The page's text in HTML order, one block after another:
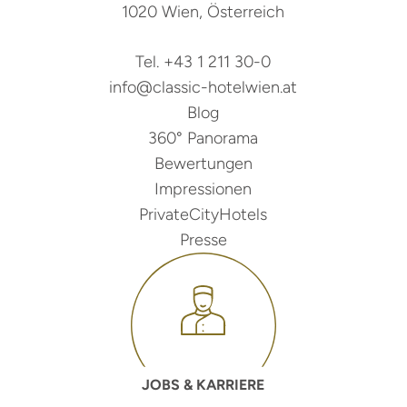
1020 Wien, Österreich
Tel. +43 1 211 30-0
info@classic-hotelwien.at
Blog
360° Panorama
Bewertungen
Impressionen
PrivateCityHotels
Presse
JOBS & KARRIERE